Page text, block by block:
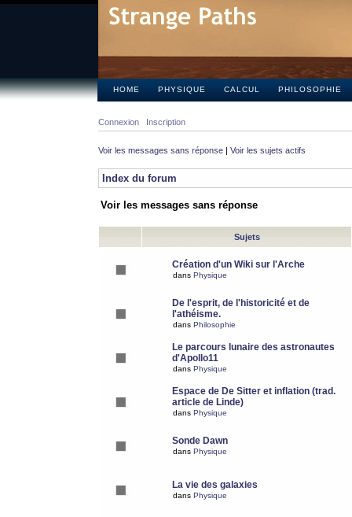
HOME PHYSIQUE CALCUL PHILOSOPHIE
Connexion Inscription
Voir les messages sans réponse | Voir les sujets actifs
Index du forum
Voir les messages sans réponse
Sujets
Création d'un Wiki sur l'Arche
dans Physique
De l'esprit, de l'historicité et de
l'athéisme.
dans Philosophie
Le parcours lunaire des astronautes
d'Apollo11
dans Physique
Espace de De Sitter et inflation (trad.
article de Linde)
dans Physique
Sonde Dawn
dans Physique
La vie des galaxies
dans Physique